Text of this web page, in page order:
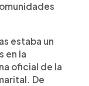
estaba un
en la
oficial de la
De